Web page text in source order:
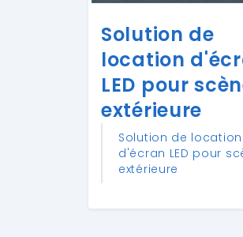
Solution de
location
LED pour
extérieure
Solution de location
d'écran LED pour
extérieure